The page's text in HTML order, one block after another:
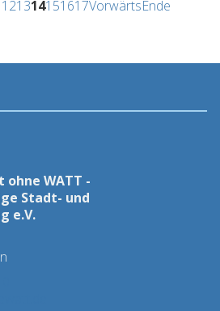
121314151617VorwärtsEnde
ohne WATT -
Stadt- und
e.V.